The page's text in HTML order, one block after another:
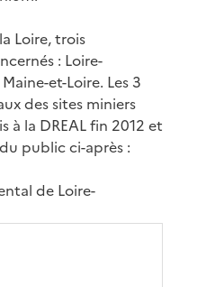
Loire, trois
: Loire-
et-Loire. Les 3
des sites miniers
à la DREAL fin 2012 et
public ci-après :
de Loire-